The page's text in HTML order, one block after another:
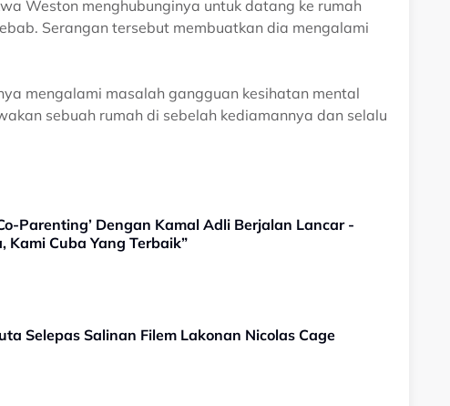
Weston menghubunginya untuk datang ke rumah
Serangan tersebut membuatkan dia mengalami
mengalami masalah gangguan kesihatan mental
sebuah rumah di sebelah kediamannya dan selalu
Parenting’ Dengan Kamal Adli Berjalan Lancar -
Kami Cuba Yang Terbaik”
Selepas Salinan Filem Lakonan Nicolas Cage